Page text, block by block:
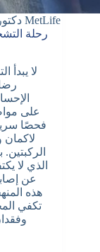
دكتور رباط صليبي تابع لتأمين MetLife
رحلة
لا يبدأ
على
فحصًا
لاكمان
الذي لا
عن
هذه
تكفي